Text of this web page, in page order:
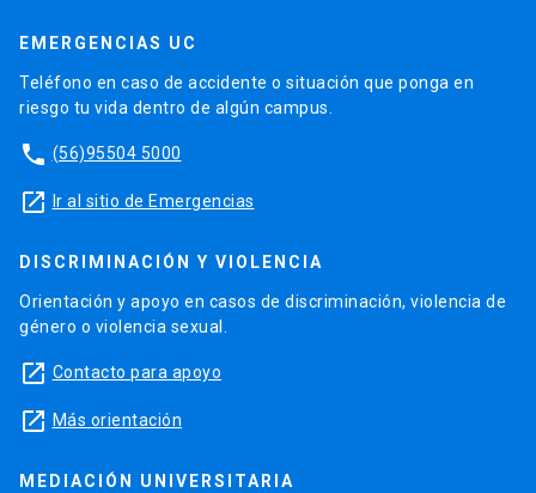
EMERGENCIAS UC
Teléfono en caso de accidente o situación que ponga en
riesgo tu vida dentro de algún campus.
phone (56)95504 5000
launch Ir al sitio de Emergencias
DISCRIMINACIÓN Y VIOLENCIA
Orientación y apoyo en casos de discriminación, violencia de
género o violencia sexual.
launch Contacto para apoyo
launch Más orientación
MEDIACIÓN UNIVERSITARIA